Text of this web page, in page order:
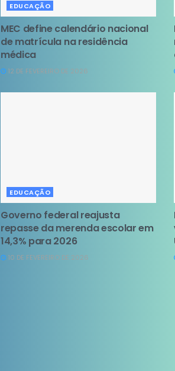
EDUCAÇÃO
MEC define calendário nacional
de matrícula na residência
médica
12 DE FEVEREIRO DE 2026
EDUCAÇÃO
Governo federal reajusta
repasse da merenda escolar em
14,3% para 2026
10 DE FEVEREIRO DE 2026